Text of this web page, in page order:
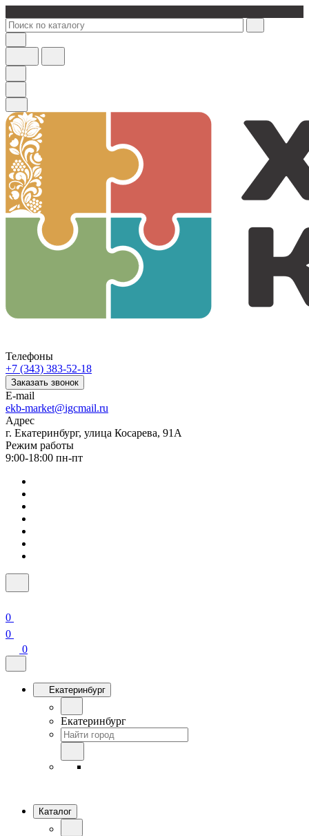
Телефоны
+7 (343) 383-52-18
Заказать звонок
E-mail
ekb-market@igcmail.ru
Адрес
г. Екатеринбург, улица Косарева, 91А
Режим работы
9:00-18:00 пн-пт
0
0
0
Екатеринбург
Екатеринбург
Каталог